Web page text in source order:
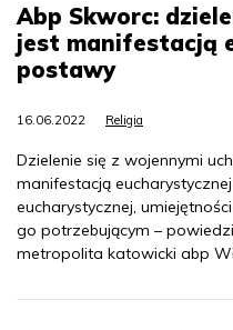
Abp Skworc:
jest manifestacją
postawy
16.06.2022 Religia
Dzielenie się z wojennymi
manifestacją
eucharystycznej,
go potrzebującym –
metropolita katowicki abp